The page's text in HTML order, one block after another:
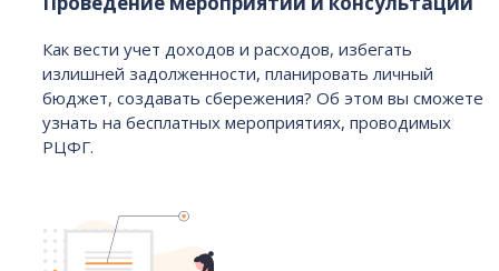
Как вести учет доходов и расходов, избегать
излишней задолженности, планировать личный
бюджет, создавать сбережения? Об этом вы сможете
узнать на бесплатных мероприятиях, проводимых
РЦФГ.